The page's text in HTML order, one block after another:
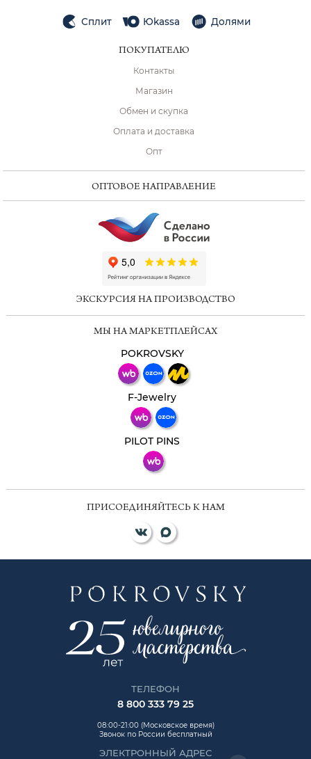
Сплит Юkassa Долями
ПОКУПАТЕЛЮ
Контакты
Магазин
Обмен и скупка
Оплата и доставка
Опт
ОПТОВОЕ НАПРАВЛЕНИЕ
ЭКСКУРСИЯ НА ПРОИЗВОДСТВО
МЫ НА МАРКЕТПЛЕЙСАХ
POKROVSKY
F-Jewelry
PILOT PINS
ПРИСОЕДИНЯЙТЕСЬ К НАМ
ТЕЛЕФОН
8 800 333 79 25
08:00-21:00 (Московское время)
Звонок по России бесплатный
ЭЛЕКТРОННЫЙ АДРЕС